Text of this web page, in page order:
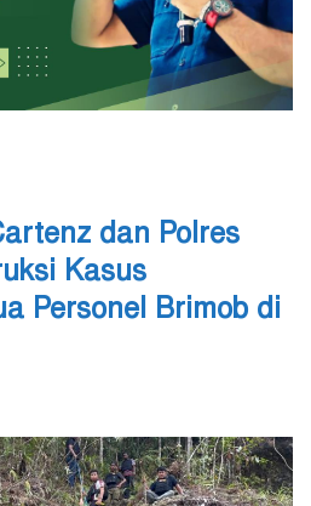
dan Polres
Kasus
Personel Brimob di